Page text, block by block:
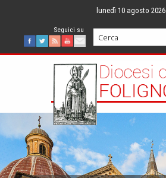
content
lunedì 10 agosto 2026
Facebook
Twitter
FeedYoutube
Mail